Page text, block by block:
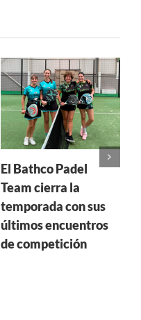
El Bathco Padel
Team cierra la
temporada con sus
últimos encuentros
de competición